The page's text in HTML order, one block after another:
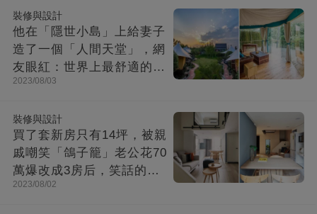
裝修與設計
他在「隱世小島」上給妻子
造了一個「人間天堂」，網
友眼紅：世界上最舒適的時
光都在這里
2023/08/03
裝修與設計
買了套新房只有14坪，被親
戚嘲笑「鴿子籠」老公花70
萬爆改成3房后，笑話的親
戚不吭聲了
2023/08/02